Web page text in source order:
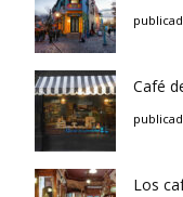
Café
Los